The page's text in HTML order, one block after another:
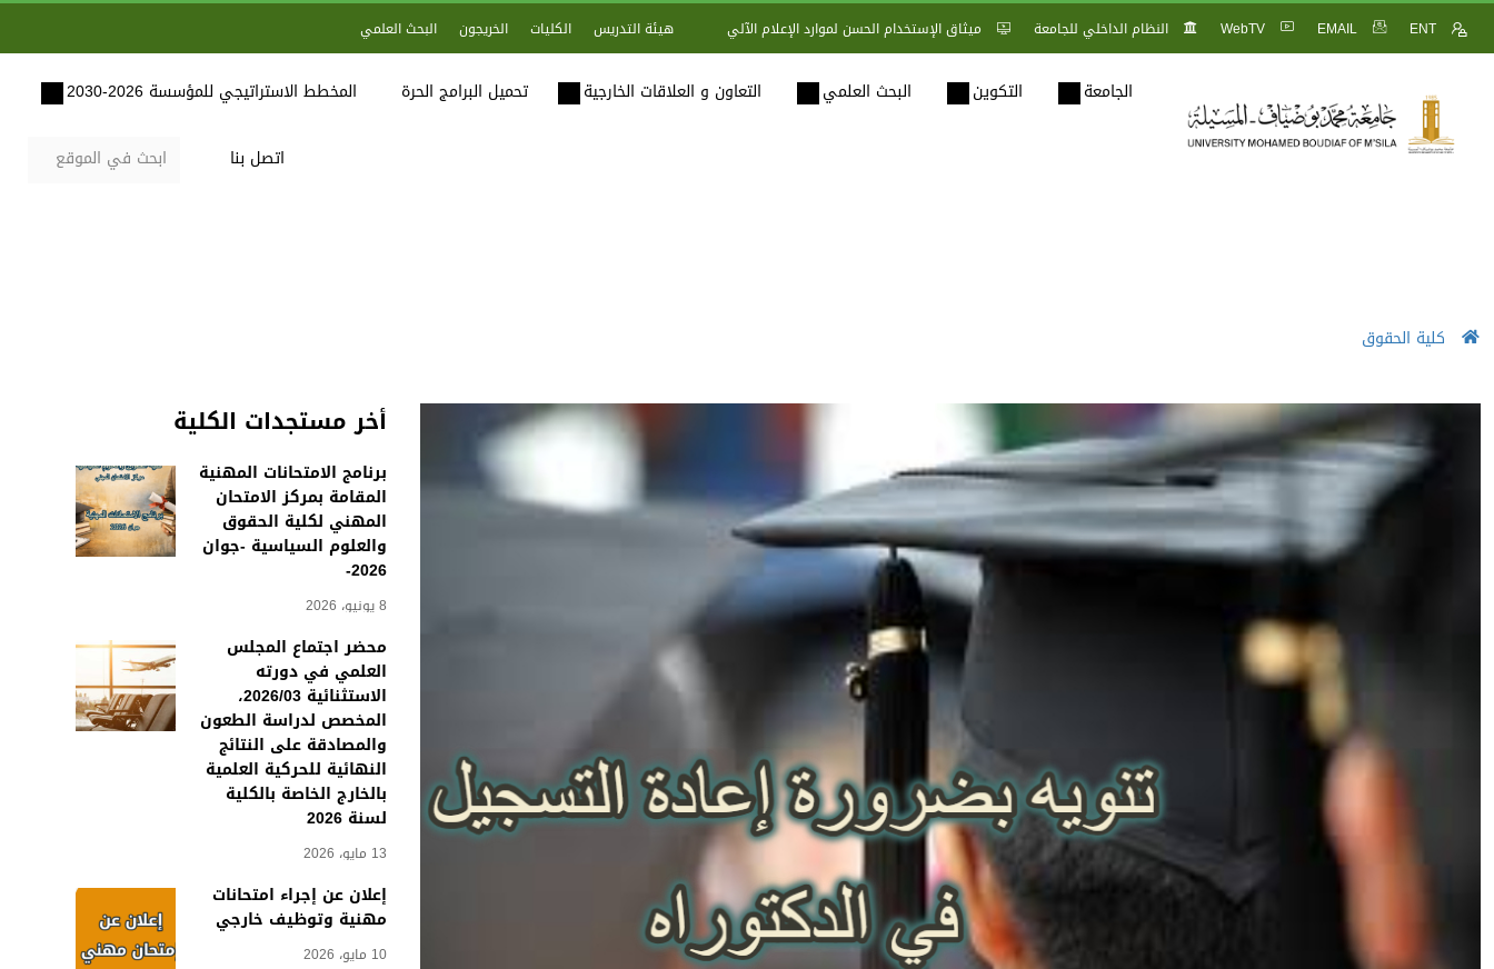
ENT
EMAIL
WebTV النظام الداخلي للجامعة ميثاق الإستخدام الحسن لموارد الإعلام الآلي هيئة التدريس الكليات الخريجون البحث العلمي
الجامعة التكوين البحث العلمي التعاون و العلاقات الخارجية تحميل البرامج الحرة المخطط الاستراتيجي للمؤسسة 2026-2030
اتصل بنا
كلية الحقوق
أخر مستجدات الكلية
برنامج الامتحانات المهنية
المقامة بمركز الامتحان
المهني لكلية الحقوق
والعلوم السياسية -جوان
2026-
8 يونيو، 2026
محضر اجتماع المجلس
العلمي في دورته
الاستثنائية 2026/03،
المخصص لدراسة الطعون
والمصادقة على النتائج
النهائية للحركية العلمية
بالخارج الخاصة بالكلية
لسنة 2026
13 مايو، 2026
إعلان عن إجراء امتحانات
مهنية وتوظيف خارجي
10 مايو، 2026